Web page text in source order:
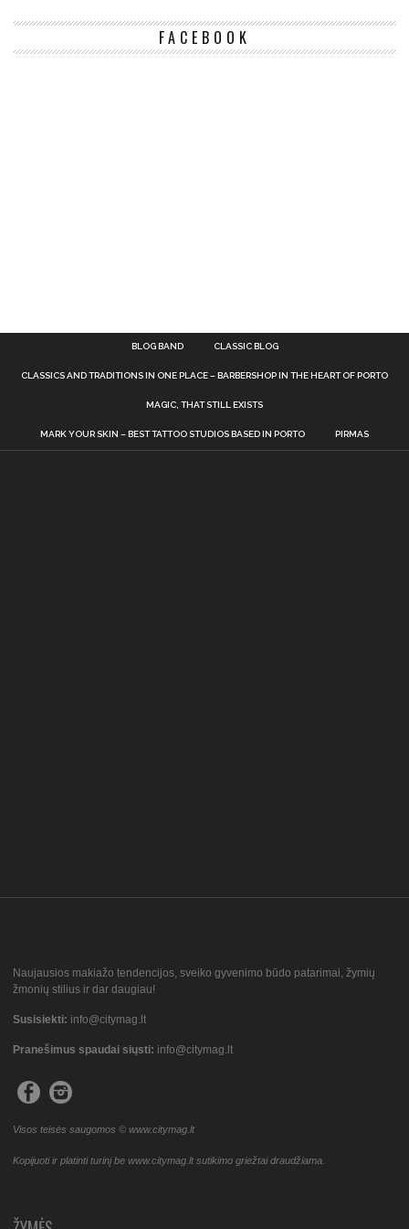
FACEBOOK
BLOG BAND CLASSIC BLOG
CLASSICS AND TRADITIONS IN ONE PLACE – BARBERSHOP IN THE HEART OF PORTO
MAGIC, THAT STILL EXISTS
MARK YOUR SKIN – BEST TATTOO STUDIOS BASED IN PORTO PIRMAS
Naujausios makiažo tendencijos, sveiko gyvenimo būdo patarimai, žymių
žmonių stilius ir dar daugiau!
Susisiekti: info@citymag.lt
Pranešimus spaudai siųsti: info@citymag.lt
Visos teisės saugomos © www.citymag.lt
Kopijuoti ir platinti turinį be www.citymag.lt sutikimo griežtai draudžiama.